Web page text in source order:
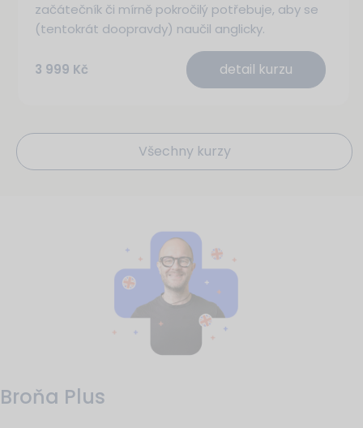
začátečník či mírně pokročilý potřebuje, aby se
(tentokrát doopravdy) naučil anglicky.
3 999 Kč detail kurzu
Všechny kurzy
Broňa Plus